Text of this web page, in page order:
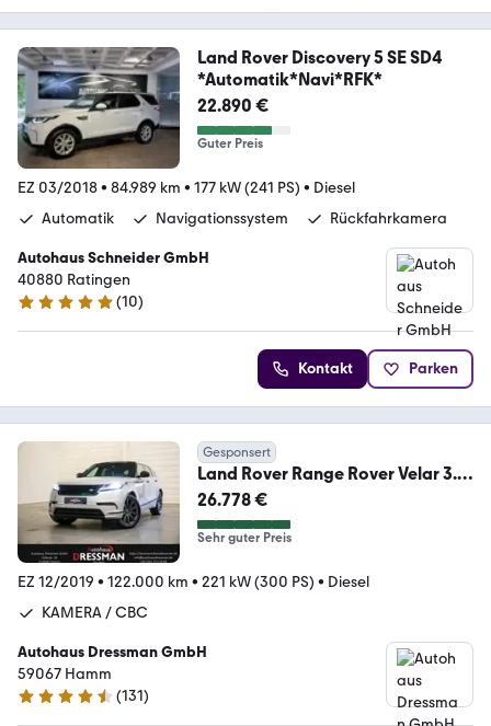
Land Rover Discovery 5 SE SD4
*Automatik*Navi*RFK*
22.890 €
Guter Preis
EZ 03/2018• 84.989 km • 177 kW (241 PS) • Diesel
Automatik
Navigationssystem Rückfahrkamera
Autohaus Schneider GmbH
40880 Ratingen
5 Sterne
(10)
Kontakt Parken
Gesponsert
Land Rover Range Rover Velar 3.0
V6 KAMERA TEMPOMAT STANDHZ
26.778 €
Sehr guter Preis
EZ 12/2019 • 122.000 km • 221 kW (300 PS) • Diesel
KAMERA / CBC
Autohaus Dressman GmbH
59067 Hamm
4.6 Sterne
(131)